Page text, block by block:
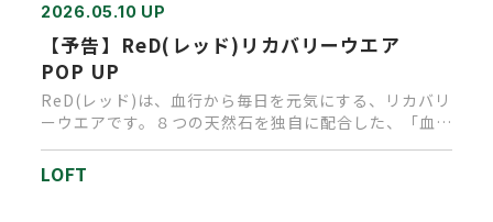
2026.05.10 UP
【予告】ReD(レッド)リカバリーウエア
POP UP
ReD(レッド)は、血行から毎日を元気にする、リカバリ
ーウエアです。８つの天然石を独自に配合した、「血行
LOFT